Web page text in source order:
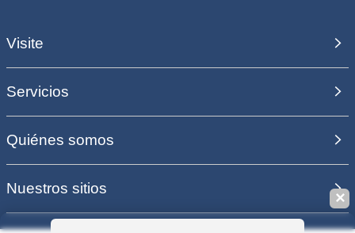
Visite
Servicios
Quiénes somos
Nuestros sitios
✕